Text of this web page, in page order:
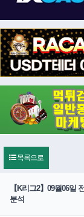
목록으로
【K리그2】09월06일
분석